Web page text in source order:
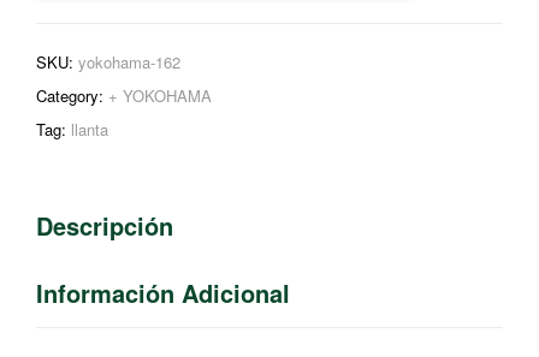
SKU: yokohama-162
Category: + YOKOHAMA
Tag: llanta
Descripción
Información Adicional